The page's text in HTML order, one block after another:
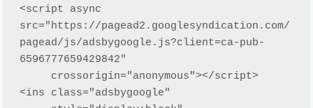
<script async
src="https://pagead2.googlesyndication.com/
pagead/js/adsbygoogle.js?client=ca-pub-
6596777659429842"
<ins class="adsbygoogle"